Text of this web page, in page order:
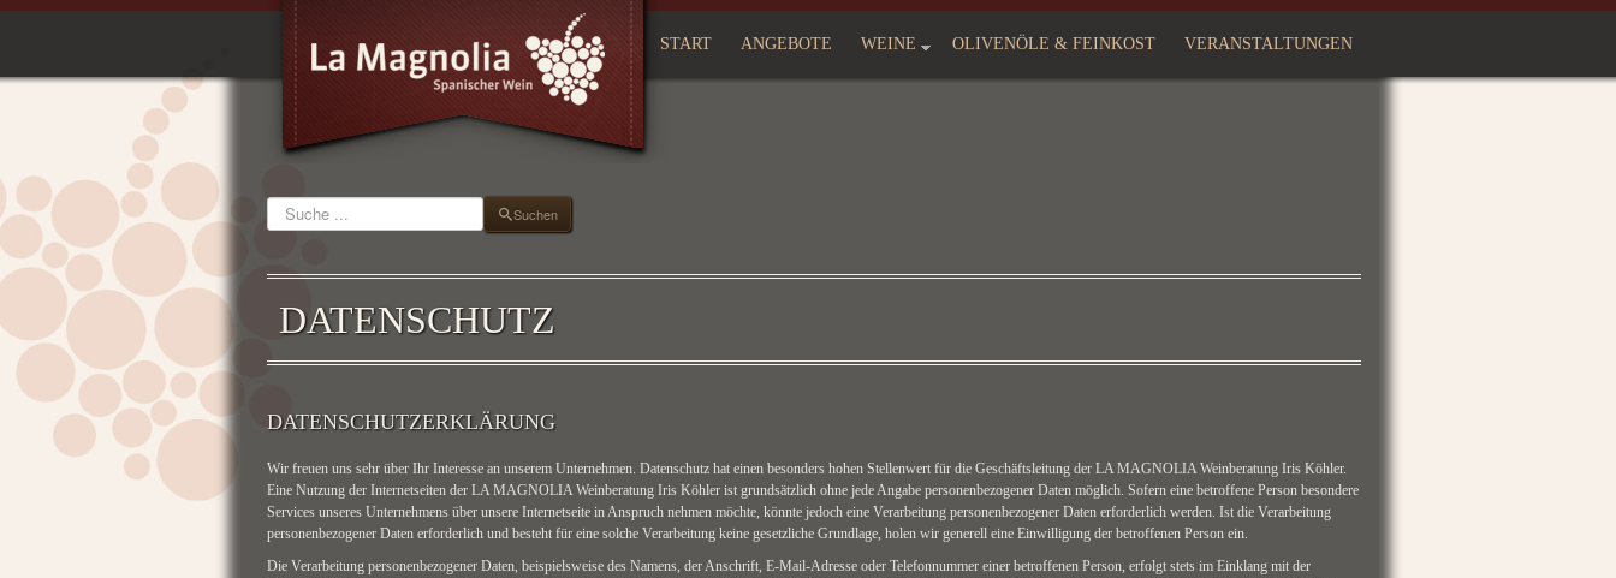
START ANGEBOTE WEINE OLIVENÖLE & FEINKOST VERANSTALTUNGEN
Suchen Suchen
DATENSCHUTZ
DATENSCHUTZERKLÄRUNG
Wir freuen uns sehr über Ihr Interesse an unserem Unternehmen. Datenschutz hat einen besonders hohen Stellenwert für die Geschäftsleitung der LA MAGNOLIA Weinberatung Iris Köhler.
Eine Nutzung der Internetseiten der LA MAGNOLIA Weinberatung Iris Köhler ist grundsätzlich ohne jede Angabe personenbezogener Daten möglich. Sofern eine betroffene Person besondere
Services unseres Unternehmens über unsere Internetseite in Anspruch nehmen möchte, könnte jedoch eine Verarbeitung personenbezogener Daten erforderlich werden. Ist die Verarbeitung
personenbezogener Daten erforderlich und besteht für eine solche Verarbeitung keine gesetzliche Grundlage, holen wir generell eine Einwilligung der betroffenen Person ein.
Die Verarbeitung personenbezogener Daten, beispielsweise des Namens, der Anschrift, E-Mail-Adresse oder Telefonnummer einer betroffenen Person, erfolgt stets im Einklang mit der